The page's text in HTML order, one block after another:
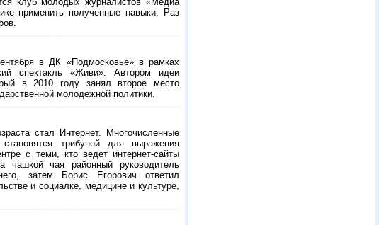
применить полученные навыки. Раз
в ДК «Подмосковье» в рамках
спектакль «Живи». Автором идеи
в 2010 году занял второе место
молодежной политики.
стал Интернет. Многочисленные
трибуной для выражения
с теми, кто ведет интернет-сайты
чашкой чая районный руководитель
затем Борис Егорович ответил
и социалке, медицине и культуре,